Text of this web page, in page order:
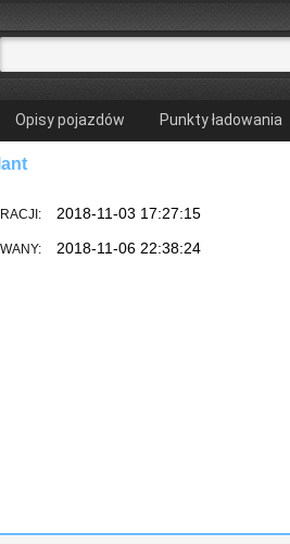
Opisy pojazdów Punkty ładowania
2018-11-03 17:27:15
2018-11-06 22:38:24